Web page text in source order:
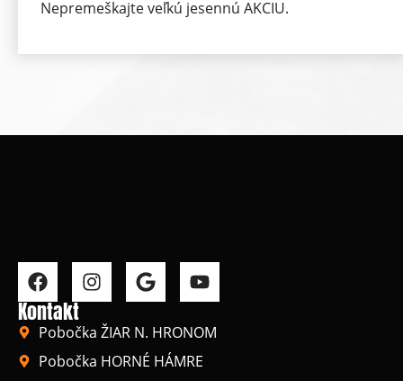
Nepremeškajte veľkú jesennú AKCIU.
Kontakt
Pobočka ŽIAR N. HRONOM
Pobočka HORNÉ HÁMRE